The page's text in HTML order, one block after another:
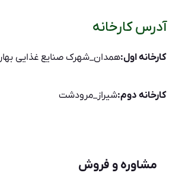
آدرس کارخانه
کارخانه اول:همدان_شهرک صنایع غذایی بهار
کارخانه دوم:شیراز_مرودشت
مشاوره و فروش